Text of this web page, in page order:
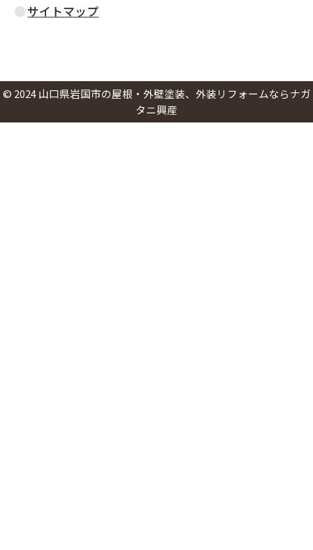
サイトマップ
© 2024 山口県岩国市の屋根・外壁塗装、外装リフォームならナガ
タニ興産